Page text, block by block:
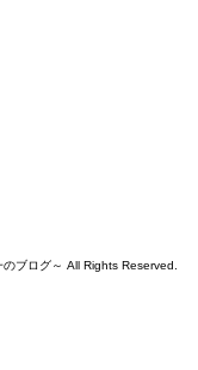
ブログ～ All Rights Reserved.